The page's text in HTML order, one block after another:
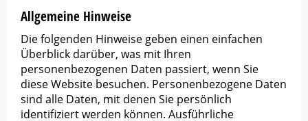
Allgemeine Hinweise
Die folgenden Hinweise geben einen einfachen
Überblick darüber, was mit Ihren
personenbezogenen Daten passiert, wenn Sie
diese Website besuchen. Personenbezogene Daten
sind alle Daten, mit denen Sie persönlich
identifiziert werden können. Ausführliche